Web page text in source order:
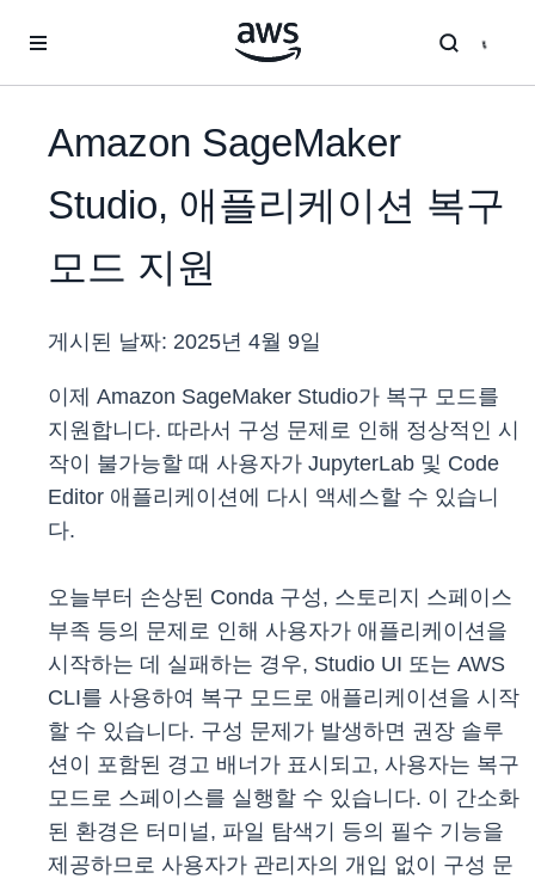
Amazon SageMaker
Studio, 애플리케이션 복구
모드 지원
게시된 날짜: 2025년 4월 9일
이제 Amazon SageMaker Studio가 복구 모드를
지원합니다. 따라서 구성 문제로 인해 정상적인 시
작이 불가능할 때 사용자가 JupyterLab 및 Code
Editor 애플리케이션에 다시 액세스할 수 있습니
다.
오늘부터 손상된 Conda 구성, 스토리지 스페이스
부족 등의 문제로 인해 사용자가 애플리케이션을
시작하는 데 실패하는 경우, Studio UI 또는 AWS
CLI를 사용하여 복구 모드로 애플리케이션을 시작
할 수 있습니다. 구성 문제가 발생하면 권장 솔루
션이 포함된 경고 배너가 표시되고, 사용자는 복구
모드로 스페이스를 실행할 수 있습니다. 이 간소화
된 환경은 터미널, 파일 탐색기 등의 필수 기능을
제공하므로 사용자가 관리자의 개입 없이 구성 문